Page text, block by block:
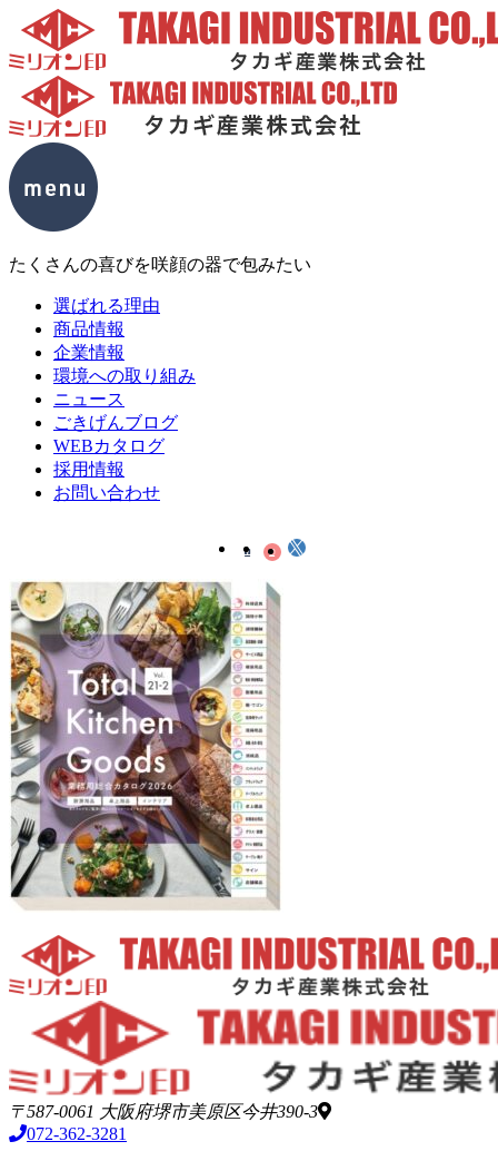
たくさんの喜びを咲顔の器で包みたい
選ばれる理由
商品情報
企業情報
環境への取り組み
ニュース
ごきげんブログ
WEBカタログ
採用情報
お問い合わせ
〒587-0061 大阪府堺市美原区今井390-3
072-362-3281